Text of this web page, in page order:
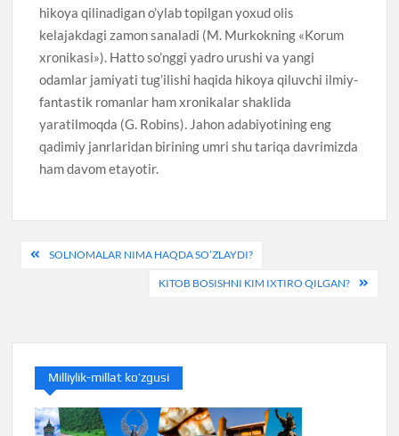
hikoya qilinadigan o’ylab topilgan yoxud olis
kelajakdagi zamon sanaladi (M. Murkokning «Korum
xronikasi»). Hatto so’nggi yadro urushi va yangi
odamlar jamiyati tug’ilishi haqida hikoya qiluvchi ilmiy-
fantastik romanlar ham xronikalar shaklida
yaratilmoqda (G. Robins). Jahon adabiyotining eng
qadimiy janrlaridan birining umri shu tariqa davrimizda
ham davom etayotir.
PostSOLNOMALAR NIMA HAQDA SO’ZLAYDI?
KITOB BOSISHNI KIM IXTIRO QILGAN?
Milliylik-millat ko’zgusi